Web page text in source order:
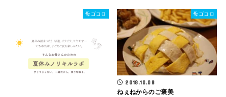
母ゴコロ 母ゴコロ
2018.10.08
ねぇねからのご褒美